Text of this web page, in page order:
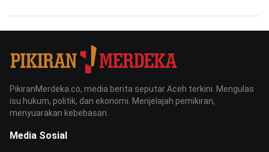
PikiranMerdeka.co, media berita seputar Aceh terkini. Mengulas
isu hukum, politik, dan ekonomi. Menjelajah pemikiran,
menyuarakan kebebasan.
Media Sosial